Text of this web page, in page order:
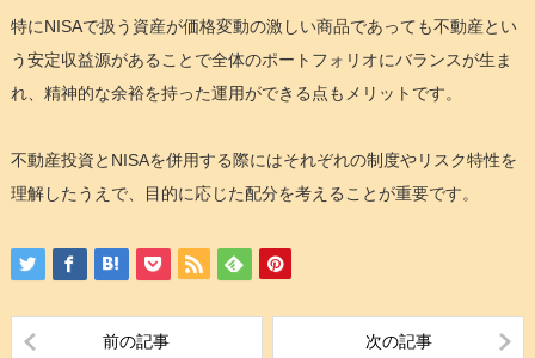
特にNISAで扱う資産が価格変動の激しい商品であっても不動産とい
う安定収益源があることで全体のポートフォリオにバランスが生ま
れ、精神的な余裕を持った運用ができる点もメリットです。
不動産投資とNISAを併用する際にはそれぞれの制度やリスク特性を
理解したうえで、目的に応じた配分を考えることが重要です。
前の記事 次の記事